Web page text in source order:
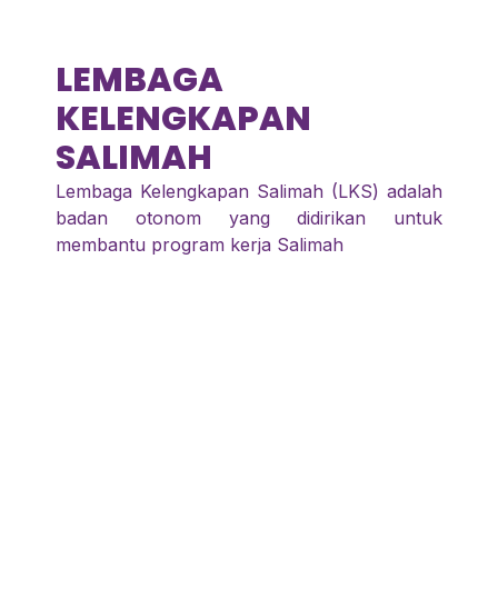
LEMBAGA
KELENGKAPAN
SALIMAH
Lembaga Kelengkapan Salimah (LKS) adalah
badan otonom yang didirikan untuk
membantu program kerja Salimah